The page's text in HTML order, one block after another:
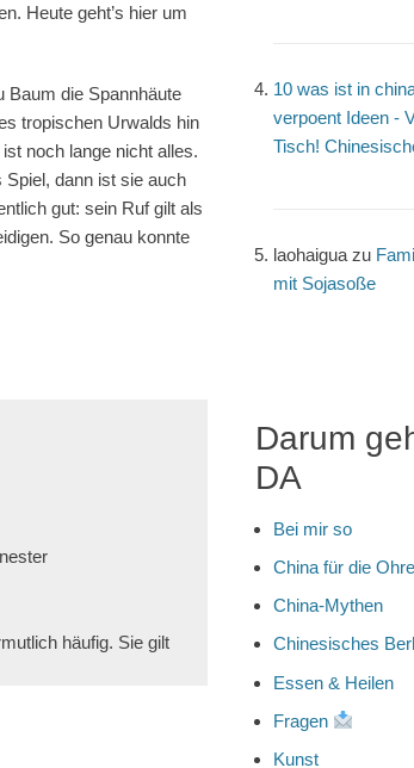
Heute geht’s hier um
Baum die Spannhäute
tropischen Urwalds hin
noch lange nicht alles.
Spiel, dann ist sie auch
gut: sein Ruf gilt als
So genau konnte
häufig. Sie gilt
10 was ist in
verpoent Ideen -
Tisch!
laohaigua zu
mit Sojasoße
Darum
DA
Bei mir so
China für die
China-Mythen
Chinesisches
Essen & Heilen
Fragen
Kunst